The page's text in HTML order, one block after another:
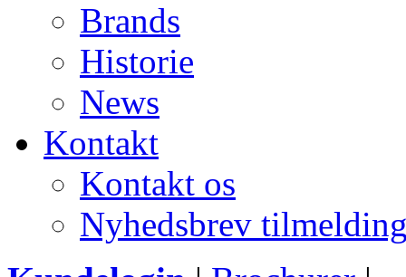
Brands
Historie
News
Kontakt
Kontakt os
Nyhedsbrev